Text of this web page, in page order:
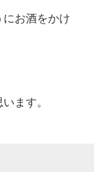
お酒をかけ
ます。